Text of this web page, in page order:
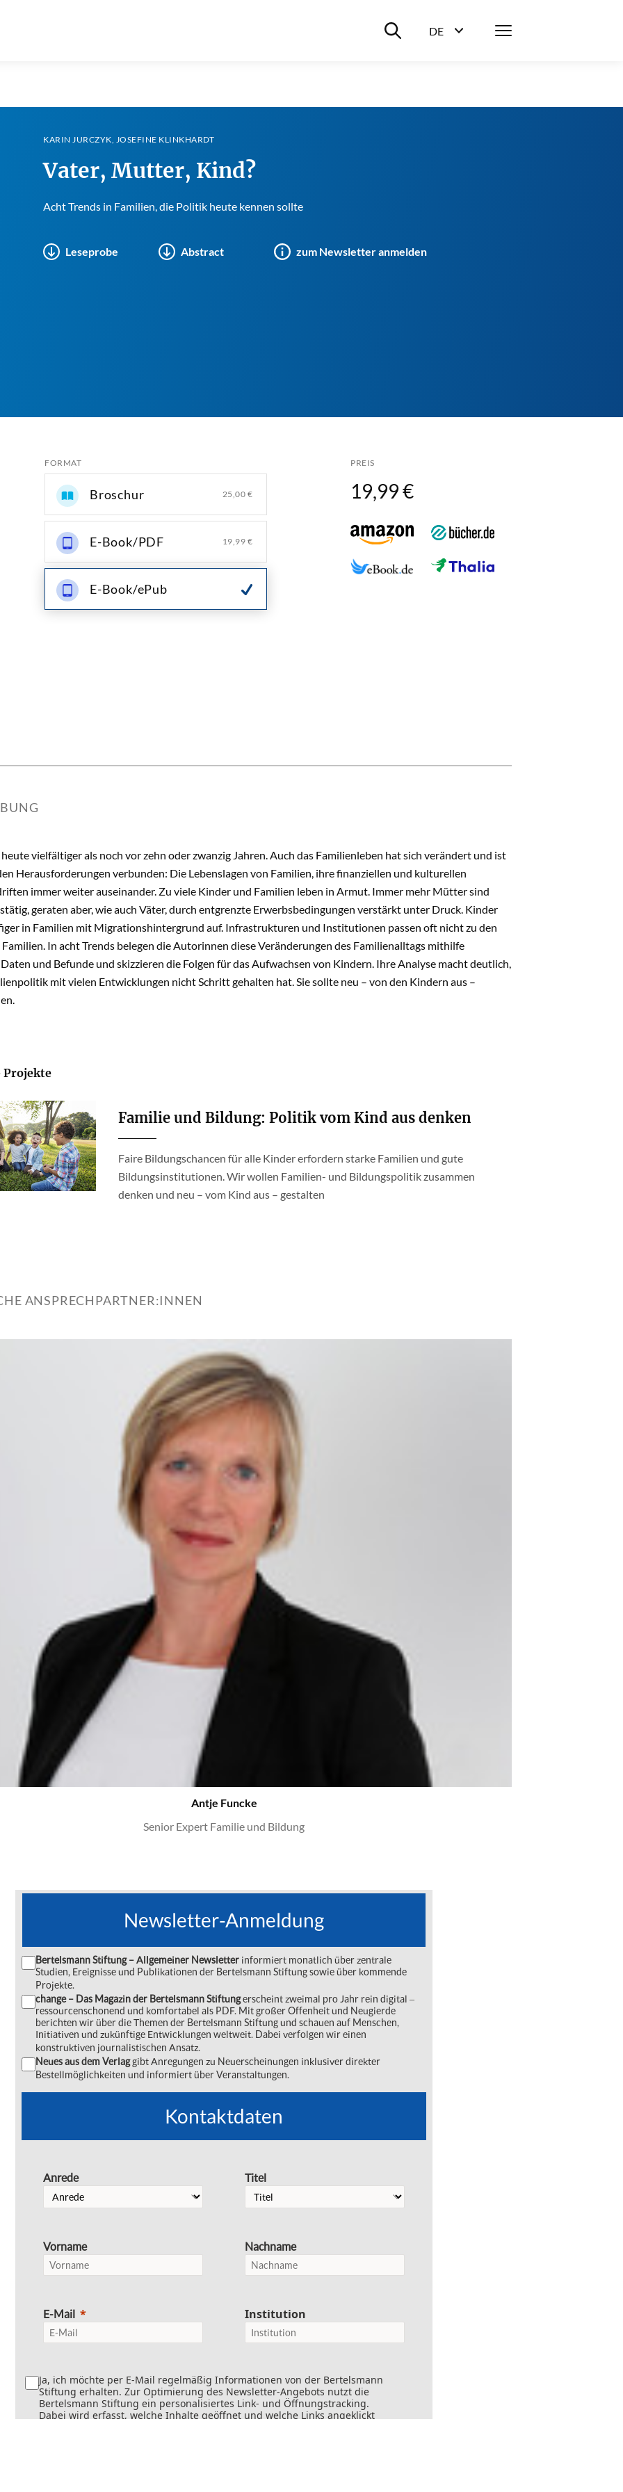
Suche ein-/ausblenden
DE
Menü
KARIN JURCZYK, JOSEFINE KLINKHARDT
Vater, Mutter, Kind?
Acht Trends in Familien, die Politik heute kennen sollte
Leseprobe Abstract zum Newsletter anmelden
FORMAT
Broschur 25,00 €
E-Book/PDF 19,99 €
E-Book/ePub
PREIS
19,99 €
vielfältiger als noch vor zehn oder zwanzig Jahren. Auch das Familienleben hat sich verändert und ist
Herausforderungen verbunden: Die Lebenslagen von Familien, ihre finanziellen und kulturellen
immer weiter auseinander. Zu viele Kinder und Familien leben in Armut. Immer mehr Mütter sind
geraten aber, wie auch Väter, durch entgrenzte Erwerbsbedingungen verstärkt unter Druck. Kinder
in Familien mit Migrationshintergrund auf. Infrastrukturen und Institutionen passen oft nicht zu den
In acht Trends belegen die Autorinnen diese Veränderungen des Familienalltags mithilfe
und Befunde und skizzieren die Folgen für das Aufwachsen von Kindern. Ihre Analyse macht deutlich,
mit vielen Entwicklungen nicht Schritt gehalten hat. Sie sollte neu – von den Kindern aus –
Projekte
Familie und Bildung: Politik vom Kind aus denken
Faire Bildungschancen für alle Kinder erfordern starke Familien und gute
Bildungsinstitutionen. Wir wollen Familien- und Bildungspolitik zusammen
denken und neu – vom Kind aus – gestalten
ANSPRECHPARTNER:INNEN
Antje Funcke
Senior Expert Familie und Bildung
Newsletter-Anmeldung
Bertelsmann Stiftung – Allgemeiner Newsletter informiert monatlich über zentrale
Studien, Ereignisse und Publikationen der Bertelsmann Stiftung sowie über kommende
Projekte.
change – Das Magazin der Bertelsmann Stiftungerscheint zweimal pro Jahr rein digital ‒
ressourcenschonend und komfortabel als PDF. Mit großer Offenheit und Neugierde
berichten wir über die Themen der Bertelsmann Stiftung und schauen auf Menschen,
Initiativen und zukünftige Entwicklungen weltweit. Dabei verfolgen wir einen
konstruktiven journalistischen Ansatz.
Neues aus dem Verlaggibt Anregungen zu Neuerscheinungen inklusiver direkter
Bestellmöglichkeiten und informiert über Veranstaltungen.
Kontaktdaten
Anrede
Vorname
E-Mail
Titel
Nachname
Institution
Ja, ich möchte per E-Mail regelmäßig Informationen von der Bertelsmann
Stiftung erhalten. Zur Optimierung des Newsletter-Angebots nutzt die
Bertelsmann Stiftung ein personalisiertes Link- und Öffnungstracking.
Dabei wird erfasst, welche Inhalte geöffnet und welche Links angeklickt